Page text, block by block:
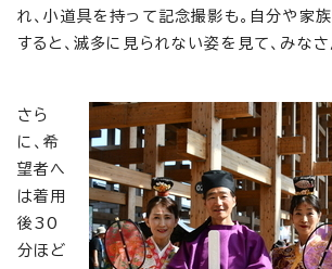
れ、小道具を持って記念撮影も。自分や家
すると、滅多に見られない姿を見て、みなさ
さら
に、希
望者へ
は着用
後30
分ほど